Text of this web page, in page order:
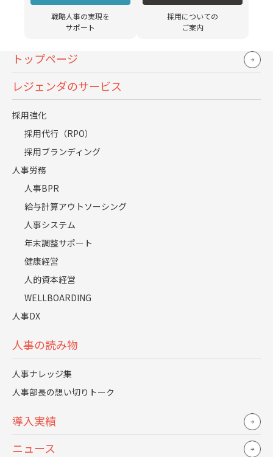
戦略人事の実現を
サポート
採用についての
ご案内
トップページ
レジェンダのサービス
採用強化
採用代行（RPO）
採用ブランディング
人事労務
人事BPR
給与計算アウトソーシング
人事システム
年末調整サポート
健康経営
人的資本経営
WELLBOARDING
人事DX
人事の読み物
人事ナレッジ集
人事部長の想い切りトーク
導入実績
ニュース
消費財は、人々の生活の中にエネルギーを与える。だか
考える。
「人事は直接ものは売れないし、作れない。でも、現場の
人達を全身全霊でサポートして、時には叱咤激励する。そ
の人達の先にある物が「消費財」だという事は、私にとっ
て、人事の仕事をする上で、とても大切な事なんです。」
1（Volatility＝変動性・Uncertainty＝不確実性・Complexity＝複雑性・
Ambiguity＝曖昧性）
MESSAGE
心から“Lucky you!”って言いたい